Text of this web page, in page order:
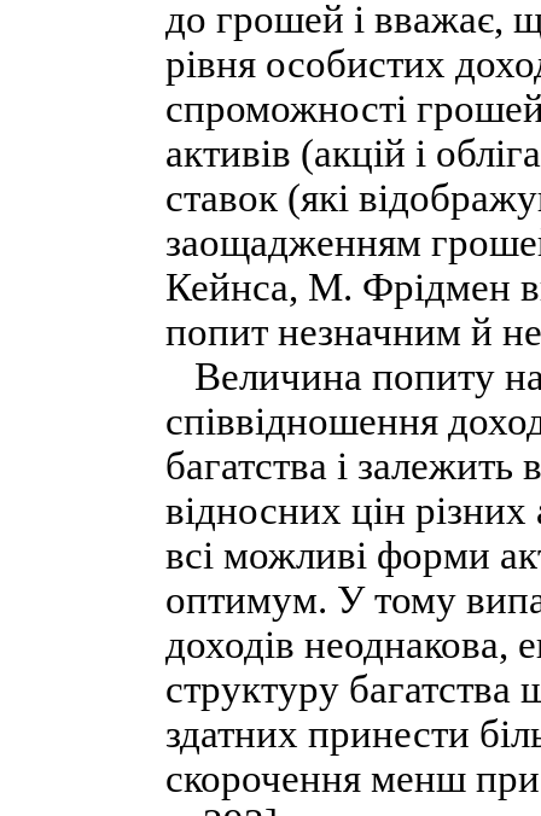
до грошей і вважає,
рівня особистих
спроможності
активів (акцій і
ставок (які
заощадженням
Кейнса, М. Фрідмен
попит незначним й
Величина попиту на
співвідношення
багатства і
відносних цін
всі можливі форми
оптимум. У тому
доходів неоднакова,
структуру багатства
здатних принести
скорочення менш